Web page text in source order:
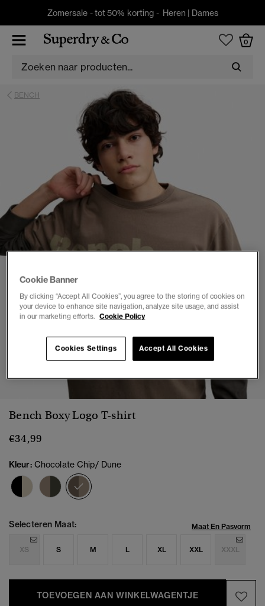
Zomersale - tot 50% korting - Heren | Dames
0
BENCH
Bench Boxy Logo T-shirt
€34,99
Kleur: Chocolate Chip/ Dune
Selecteren Maat: Maat En Pasvorm
XS S M L XL XXL XXXL
TOEVOEGEN AAN WINKELWAGENTJE
Cookie Banner
By clicking “Accept All Cookies”, you agree to the storing of cookies on
your device to enhance site navigation, analyze site usage, and assist
in our marketing efforts. Cookie Policy
Cookies Settings Accept All Cookies